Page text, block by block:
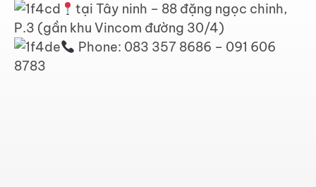
tại Tây ninh – 88 đặng ngọc chinh,
P.3 (gần khu Vincom đường 30/4)
Phone: 083 357 8686 – 091 606
8783